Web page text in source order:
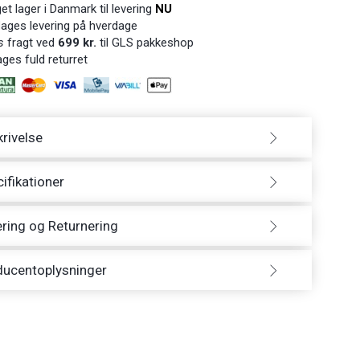
lager i Danmark til levering NU
levering på hverdage
fragt ved 699 kr. til GLS pakkeshop
fuld returret
og Returnering